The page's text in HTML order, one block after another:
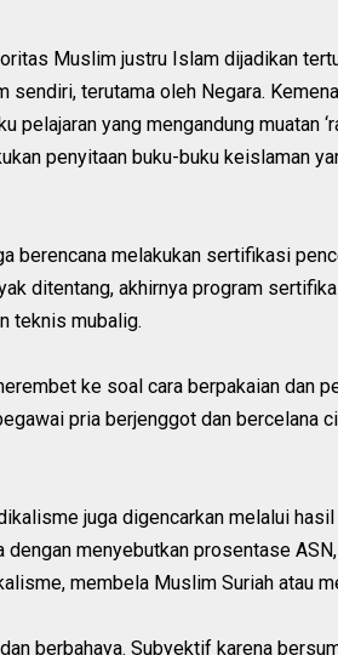
Muslim justru Islam dijadikan
terutama oleh Negara.
pelajaran yang mengandung muatan
penyitaan buku-buku keislaman
berencana melakukan sertifikasi
ditentang, akhirnya program
teknis mubalig.
ke soal cara berpakaian dan
pria berjenggot dan bercelana
juga digencarkan melalui
menyebutkan prosentase
membela Muslim Suriah atau
berbahaya. Subyektif karena